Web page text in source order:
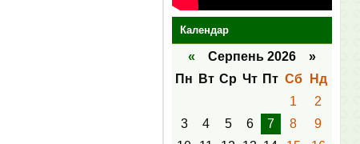
Календар
« Серпень 2026 »
Пн
Вт Ср Чт Пт Сб
Нд
1
2
3
4 5 6 7 8
9